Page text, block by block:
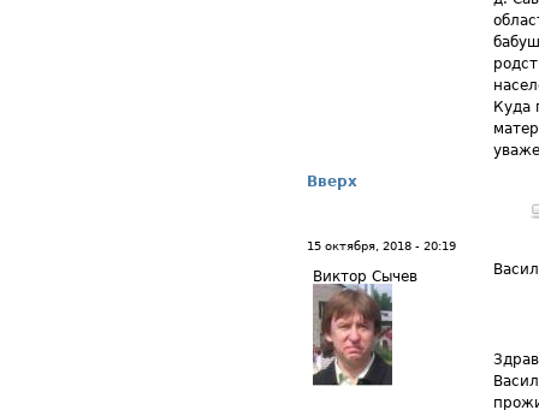
Куда
Вверх
15 октября, 2018 - 20:19
Виктор Сычев